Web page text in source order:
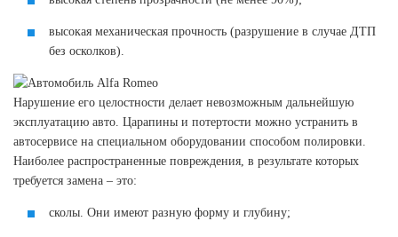
высокая механическая прочность (разрушение в случае ДТП
без осколков).
Нарушение его целостности делает невозможным дальнейшую
эксплуатацию авто. Царапины и потертости можно устранить в
автосервисе на специальном оборудовании способом полировки.
Наиболее распространенные повреждения, в результате которых
требуется замена – это:
сколы. Они имеют разную форму и глубину;